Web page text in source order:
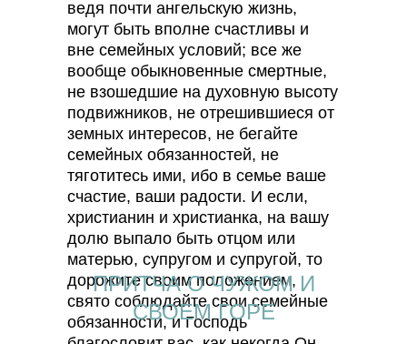
ведя почти ангельскую жизнь,
могут быть вполне счастливы и
вне семейных условий; все же
вообще обыкновенные смертные,
не взошедшие на духовную высоту
подвижников, не отрешившиеся от
земных интересов, не бегайте
семейных обязанностей, не
тяготитесь ими, ибо в семье ваше
счастие, ваши радости. И если,
христианин и христианка, на вашу
долю выпало быть отцом или
матерью, супругом и супругой, то
дорожите своим положением,
свято соблюдайте свои семейные
обязанности, и Господь
ПРИТЧА О ЧУЖОМ И
СВОЕМ ГОРЕ